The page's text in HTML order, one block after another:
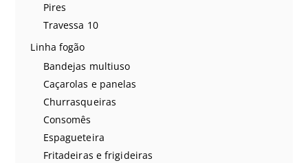
Pires
Travessa 10
Linha fogão
Bandejas multiuso
Caçarolas e panelas
Churrasqueiras
Consomês
Espagueteira
Fritadeiras e frigideiras